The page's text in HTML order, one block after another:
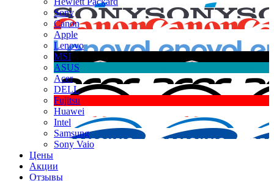
Sony
Canon
Apple
Lenovo
MSI
ASUS
Acer
DELL
Fujitsu
Huawei
Intel
Samsung
Sony Vaio
Цены
Акции
Отзывы